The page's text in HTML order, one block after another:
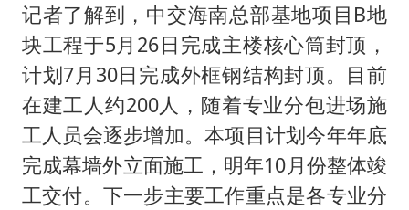
记者了解到，中交海南总部基地项目B地
块工程于5月26日完成主楼核心筒封顶，
计划7月30日完成外框钢结构封顶。目前
在建工人约200人，随着专业分包进场施
工人员会逐步增加。本项目计划今年年底
完成幕墙外立面施工，明年10月份整体竣
工交付。下一步主要工作重点是各专业分